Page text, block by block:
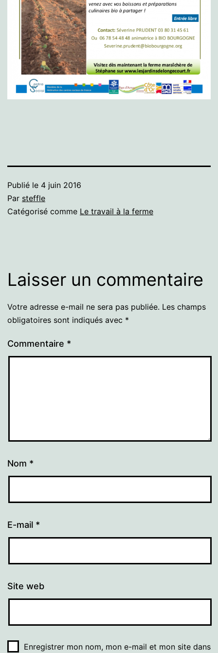
Publié le 4 juin 2016
Par steffle
Catégorisé comme Le travail à la ferme
Laisser un commentaire
Votre adresse e-mail ne sera pas publiée. Les champs
obligatoires sont indiqués avec *
Commentaire *
Nom *
E-mail *
Site web
Enregistrer mon nom, mon e-mail et mon site dans